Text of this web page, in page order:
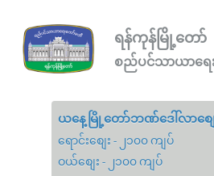
ရန်ကုန်မြို့တော်
စည်ပင်သာယာရ
ယနေ့မြို့တော်ဘဏ်ဒေါ်လာစျေ
ရောင်းစျေး - ၂၁၀၀ ကျပ်
ဝယ်စျေး - ၂၁၀၀ ကျပ်